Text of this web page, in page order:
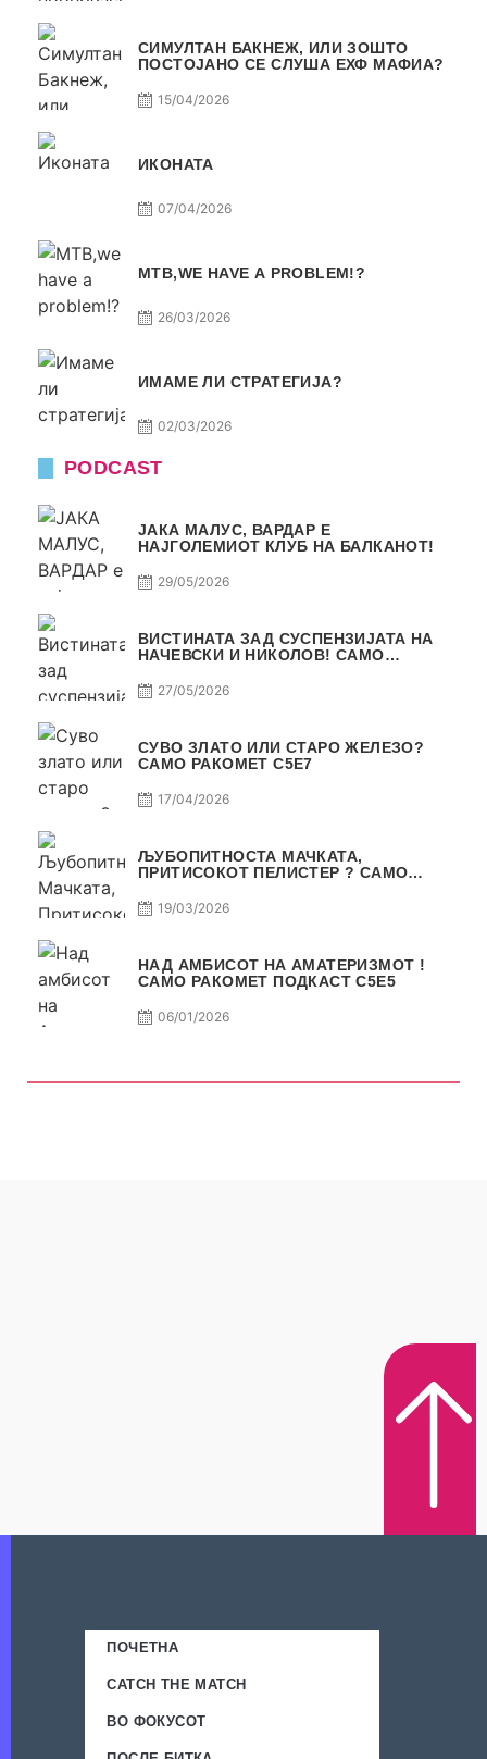
СИМУЛТАН БАКНЕЖ, ИЛИ ЗОШТО
ПОСТОЈАНО СЕ СЛУША ЕХФ МАФИА?
15/04/2026
ИКОНАТА
07/04/2026
МТВ,WE HAVE A PROBLEM!?
26/03/2026
ИМАМЕ ЛИ СТРАТЕГИЈА?
02/03/2026
PODCAST
ЈАКА МАЛУС, ВАРДАР Е
НАЈГОЛЕМИОТ КЛУБ НА БАЛКАНОТ!
29/05/2026
ВИСТИНАТА ЗАД СУСПЕНЗИЈАТА НА
НАЧЕВСКИ И НИКОЛОВ! САМО
27/05/2026
СУВО ЗЛАТО ИЛИ СТАРО ЖЕЛЕЗО?
САМО РАКОМЕТ С5Е7
17/04/2026
ЉУБОПИТНОСТА МАЧКАТА,
ПРИТИСОКОТ ПЕЛИСТЕР ? САМО
19/03/2026
НАД АМБИСОТ НА АМАТЕРИЗМОТ !
САМО РАКОМЕТ ПОДКАСТ С5E5
06/01/2026
ПОЧЕТНА
CATCH THE MATCH
ВО ФОКУСОТ